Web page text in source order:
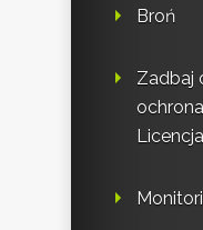
Broń
Zadbaj